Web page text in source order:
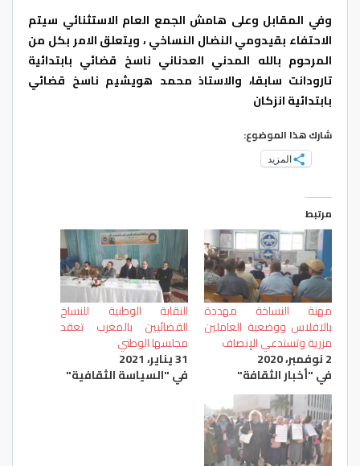
وفي المقابل وعلى هامش الجمع العام الاستثنائي سيتم
الاحتفاء بقيدومي النضال النساخي ، ويتعلق الامر بكل من
المرحوم بالله المدني العدناني ناسخ قضائي بابتدائية
تارودانت سابقا، والاستاذ محمد هويشيم ناسخ قضائي
بابتدائية انزكان
شارك هذا الموضوع:
المزيد
مرتبط
مهنة النساخة مهددة
بالافلاس ووضعية العاملين
مزرية وتستدعي الإنصاف
2 نوفمبر، 2020
في "أخبار الثقافة"
النقابة الوطنية للنساخ
القضائيين بالمغرب تعقد
مجلسها الوطني
31 يناير، 2021
في "السياسة الثقافية"